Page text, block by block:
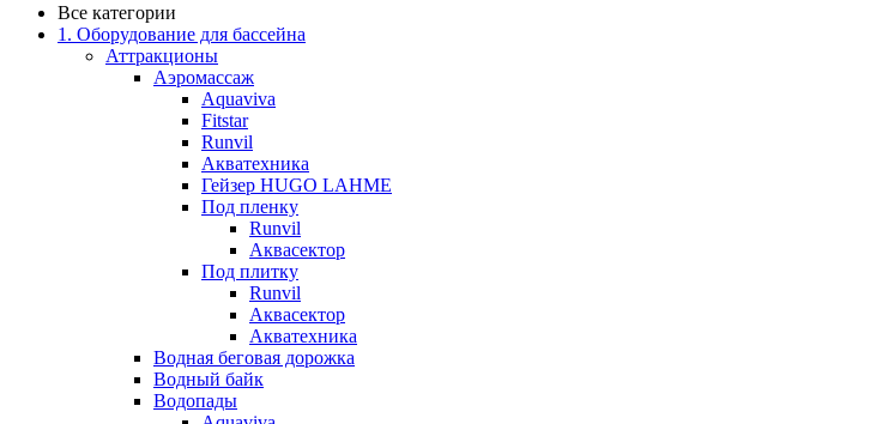
Все категории
1. Оборудование для бассейна
Аттракционы
Аэромассаж
Aquaviva
Fitstar
Runvil
Акватехника
Гейзер HUGO LAHME
Под пленку
Runvil
Аквасектор
Под плитку
Runvil
Аквасектор
Акватехника
Водная беговая дорожка
Водный байк
Водопады